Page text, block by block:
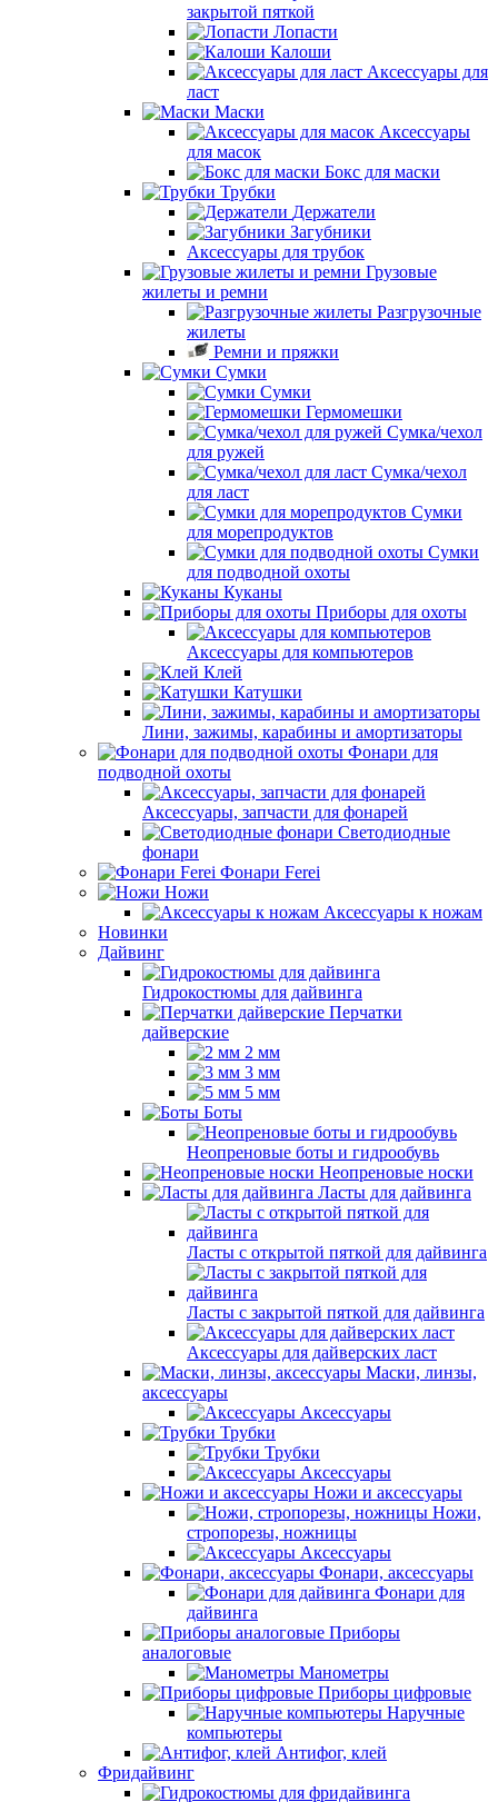
закрытой пяткой
Лопасти
Калоши
Аксессуары для
ласт
Маски
Аксессуары
для масок
Бокс для маски
Трубки
Держатели
Загубники
Аксессуары для трубок
Грузовые
жилеты и ремни
Разгрузочные
жилеты
Ремни и пряжки
Сумки
Сумки
Гермомешки
Сумка/чехол
для ружей
Сумка/чехол
для ласт
Сумки
для морепродуктов
Сумки
для подводной охоты
Куканы
Приборы для охоты
Аксессуары для компьютеров
Клей
Катушки
Лини, зажимы, карабины и амортизаторы
Фонари для
подводной охоты
Аксессуары, запчасти для фонарей
Светодиодные
фонари
Фонари Ferei
Ножи
Аксессуары к ножам
Новинки
Дайвинг
Гидрокостюмы для дайвинга
Перчатки
дайверские
2 мм
3 мм
5 мм
Боты
Неопреновые боты и гидрообувь
Неопреновые носки
Ласты для дайвинга
Ласты с открытой пяткой для дайвинга
Ласты с закрытой пяткой для дайвинга
Аксессуары для дайверских ласт
Маски, линзы,
аксессуары
Аксессуары
Трубки
Трубки
Аксессуары
Ножи и аксессуары
Ножи,
стропорезы, ножницы
Аксессуары
Фонари, аксессуары
Фонари для
дайвинга
Приборы
аналоговые
Манометры
Приборы цифровые
Наручные
компьютеры
Антифог, клей
Фридайвинг